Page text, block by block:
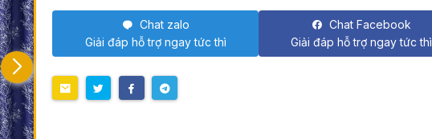
Chat zalo
Giải đáp hỗ trợ ngay tức thì
Chat Facebook
Giải đáp hỗ trợ ngay tức thì